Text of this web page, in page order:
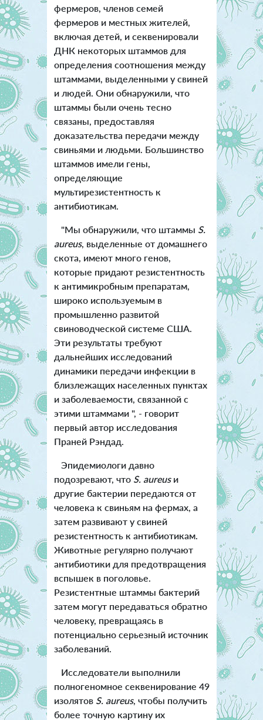
фермеров, членов семей
фермеров и местных жителей,
включая детей, и секвенировали
ДНК некоторых штаммов для
определения соотношения между
штаммами, выделенными у свиней
и людей. Они обнаружили, что
штаммы были очень тесно
связаны, предоставляя
доказательства передачи между
свиньями и людьми. Большинство
штаммов имели гены,
определяющие
мультирезистентность к
антибиотикам.
"Мы обнаружили, что штаммы S.
aureus, выделенные от домашнего
скота, имеют много генов,
которые придают резистентность
к антимикробным препаратам,
широко используемым в
промышленно развитой
свиноводческой системе США.
Эти результаты требуют
дальнейших исследований
динамики передачи инфекции в
близлежащих населенных пунктах
и заболеваемости, связанной с
этими штаммами ", - говорит
первый автор исследования
Праней Рэндад.
Эпидемиологи давно
подозревают, что S. aureusи
другие бактерии передаются от
человека к свиньям на фермах, а
затем развивают у свиней
резистентность к антибиотикам.
Животные регулярно получают
антибиотики для предотвращения
вспышек в поголовье.
Резистентные штаммы бактерий
затем могут передаваться обратно
человеку, превращаясь в
потенциально серьезный источник
заболеваний.
Исследователи выполнили
полногеномное секвенирование 49
изолятов S. aureus, чтобы получить
более точную картину их